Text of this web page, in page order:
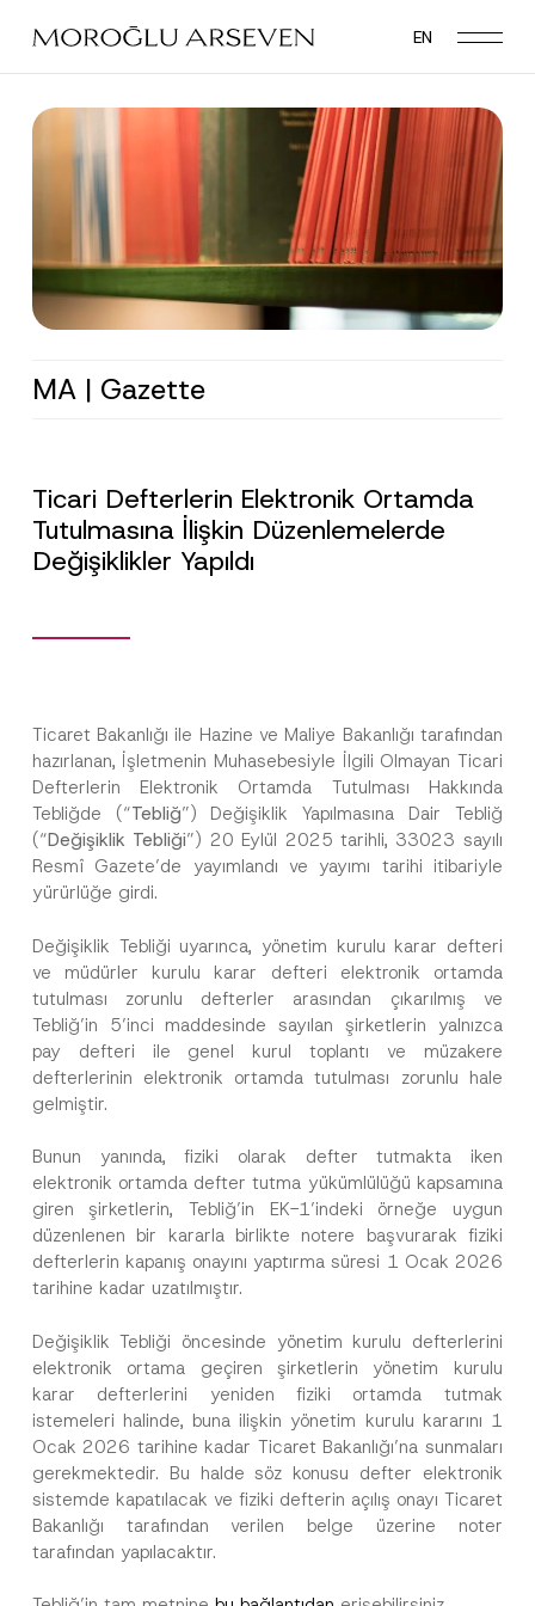
main
EN
MA | Gazette
Ticari Defterlerin Elektronik Ortamda
Tutulmasına İlişkin Düzenlemelerde
Değişiklikler Yapıldı
Ticaret Bakanlığı ile Hazine ve Maliye Bakanlığı tarafından
hazırlanan, İşletmenin Muhasebesiyle İlgili Olmayan Ticari
Defterlerin Elektronik Ortamda Tutulması Hakkında
Tebliğde (“Tebliğ”) Değişiklik Yapılmasına Dair Tebliğ
(“Değişiklik Tebliği”) 20 Eylül 2025 tarihli, 33023 sayılı
Resmî Gazete’de yayımlandı ve yayımı tarihi itibariyle
yürürlüğe girdi.
Değişiklik Tebliği uyarınca, yönetim kurulu karar defteri
ve müdürler kurulu karar defteri elektronik ortamda
tutulması zorunlu defterler arasından çıkarılmış ve
Tebliğ’in 5’inci maddesinde sayılan şirketlerin yalnızca
pay defteri ile genel kurul toplantı ve müzakere
defterlerinin elektronik ortamda tutulması zorunlu hale
gelmiştir.
Bunun yanında, fiziki olarak defter tutmakta iken
elektronik ortamda defter tutma yükümlülüğü kapsamına
giren şirketlerin, Tebliğ’in EK-1’indeki örneğe uygun
düzenlenen bir kararla birlikte notere başvurarak fiziki
defterlerin kapanış onayını yaptırma süresi 1 Ocak 2026
tarihine kadar uzatılmıştır.
Değişiklik Tebliği öncesinde yönetim kurulu defterlerini
elektronik ortama geçiren şirketlerin yönetim kurulu
karar defterlerini yeniden fiziki ortamda tutmak
istemeleri halinde, buna ilişkin yönetim kurulu kararını 1
Ocak 2026 tarihine kadar Ticaret Bakanlığı’na sunmaları
gerekmektedir. Bu halde söz konusu defter elektronik
sistemde kapatılacak ve fiziki defterin açılış onayı Ticaret
Bakanlığı tarafından verilen belge üzerine noter
tarafından yapılacaktır.
K
o
n
A
d
Ad*
Soyad *
Firma
Pozisyon
E-Posta Adresi*